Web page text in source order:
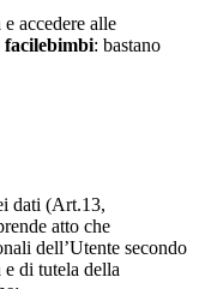
accedere alle
facilebimbi: bastano
dati (Art.13,
atto che
dell’Utente secondo
di tutela della